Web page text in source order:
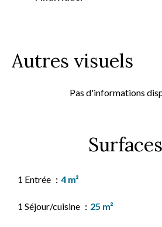
Autres visuels
Pas d'informations
Surfaces
1 Entrée 4 m²
1 Séjour/cuisine 25 m²